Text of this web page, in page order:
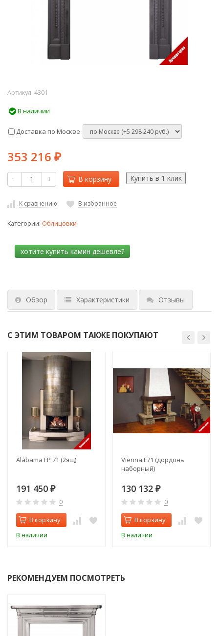
Артикул: 4301
В наличии
Доставка по Москве
353 216 ₽
- + В корзину
К сравнению В избранное
Категории: Облицовки
Обзор Характеристики Отзывы
С ЭТИМ ТОВАРОМ ТАКЖЕ ПОКУПАЮТ
Alabama FР 71 (2ящ)
191 450 ₽
0
В корзину
В наличии
Vienna F71 (дордонь
наборный)
130 132 ₽
0
В корзину
В наличии
РЕКОМЕНДУЕМ ПОСМОТРЕТЬ